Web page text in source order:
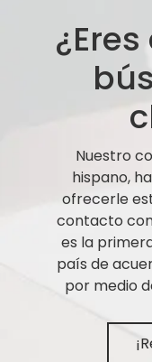
Nuestro
hispano,
ofrecerle
contacto
es la
país de
por medio